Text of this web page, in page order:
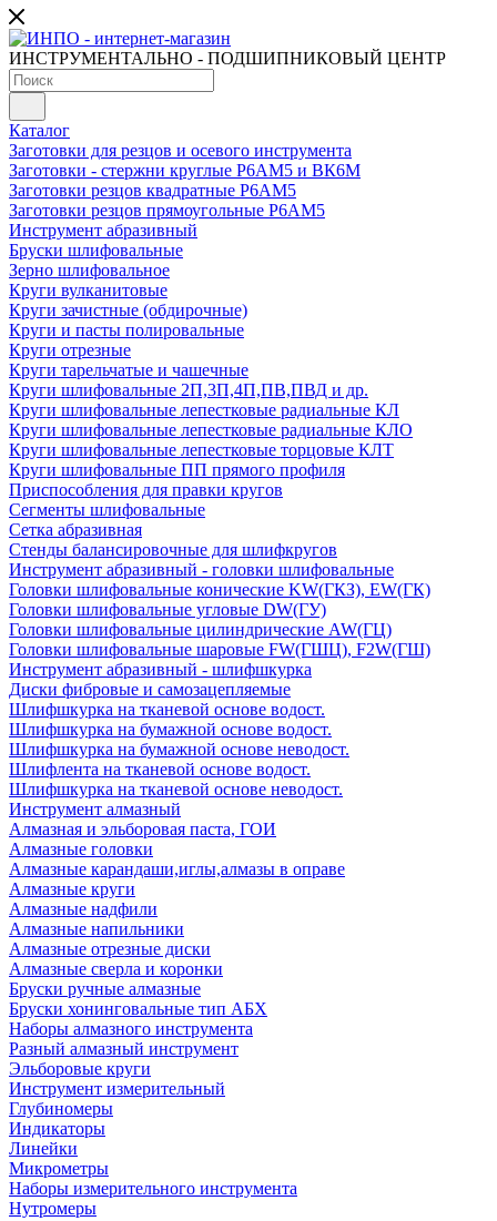
ИНСТРУМЕНТАЛЬНО - ПОДШИПНИКОВЫЙ ЦЕНТР
Каталог
Заготовки для резцов и осевого инструмента
Заготовки - стержни круглые Р6АМ5 и ВК6М
Заготовки резцов квадратные Р6АМ5
Заготовки резцов прямоугольные Р6АМ5
Инструмент абразивный
Бруски шлифовальные
Зерно шлифовальное
Круги вулканитовые
Круги зачистные (обдирочные)
Круги и пасты полировальные
Круги отрезные
Круги тарельчатые и чашечные
Круги шлифовальные 2П,3П,4П,ПВ,ПВД и др.
Круги шлифовальные лепестковые радиальные КЛ
Круги шлифовальные лепестковые радиальные КЛО
Круги шлифовальные лепестковые торцовые КЛТ
Круги шлифовальные ПП прямого профиля
Приспособления для правки кругов
Сегменты шлифовальные
Сетка абразивная
Стенды балансировочные для шлифкругов
Инструмент абразивный - головки шлифовальные
Головки шлифовальные конические KW(ГКЗ), EW(ГК)
Головки шлифовальные угловые DW(ГУ)
Головки шлифовальные цилиндрические AW(ГЦ)
Головки шлифовальные шаровые FW(ГШЦ), F2W(ГШ)
Инструмент абразивный - шлифшкурка
Диски фибровые и самозацепляемые
Шлифшкурка на тканевой основе водост.
Шлифшкурка на бумажной основе водост.
Шлифшкурка на бумажной основе неводост.
Шлифлента на тканевой основе водост.
Шлифшкурка на тканевой основе неводост.
Инструмент алмазный
Алмазная и эльборовая паста, ГОИ
Алмазные головки
Алмазные карандаши,иглы,алмазы в оправе
Алмазные круги
Алмазные надфили
Алмазные напильники
Алмазные отрезные диски
Алмазные сверла и коронки
Бруски ручные алмазные
Бруски хонинговальные тип АБХ
Наборы алмазного инструмента
Разный алмазный инструмент
Эльборовые круги
Инструмент измерительный
Глубиномеры
Индикаторы
Линейки
Микрометры
Наборы измерительного инструмента
Нутромеры